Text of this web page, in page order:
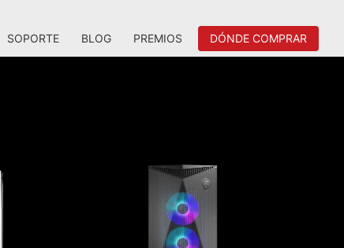
SOPORTE BLOG PREMIOS DÓNDE COMPRAR